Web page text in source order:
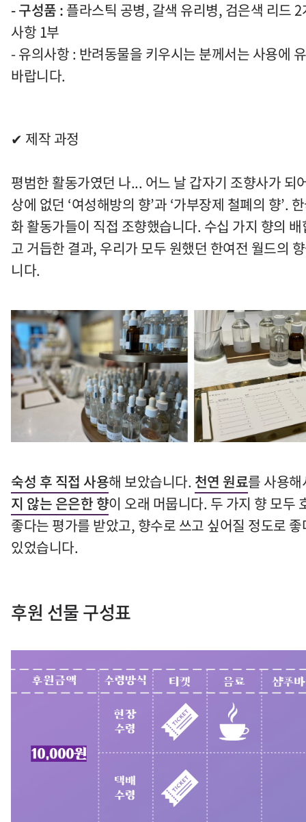
-구성품:플라스틱 공병,갈색 유리병,검은색 리드2
사항1부
- 유의사항 : 반려동물을 키우시는 분께서는 사용에
바랍니다.
✔ 제작 과정
평범한 활동가였던 나... 어느 날 갑자기 조향사가 되
상에 없던 ‘여성해방의 향’과‘가부장제 철폐의 향’.
화 활동가들이 직접 조향했습니다. 수십 가지 향의
고 거듭한 결과,우리가 모두 원했던 한여전 월드의
니다.
숙성 후 직접 사용해 보았습니다. 천연 원료를 사용
지 않는 은은한 향이 오래 머뭅니다. 두 가지 향 모두
좋다는 평가를 받았고,향수로 쓰고 싶어질 정도로
있었습니다.
후원 선물 구성표